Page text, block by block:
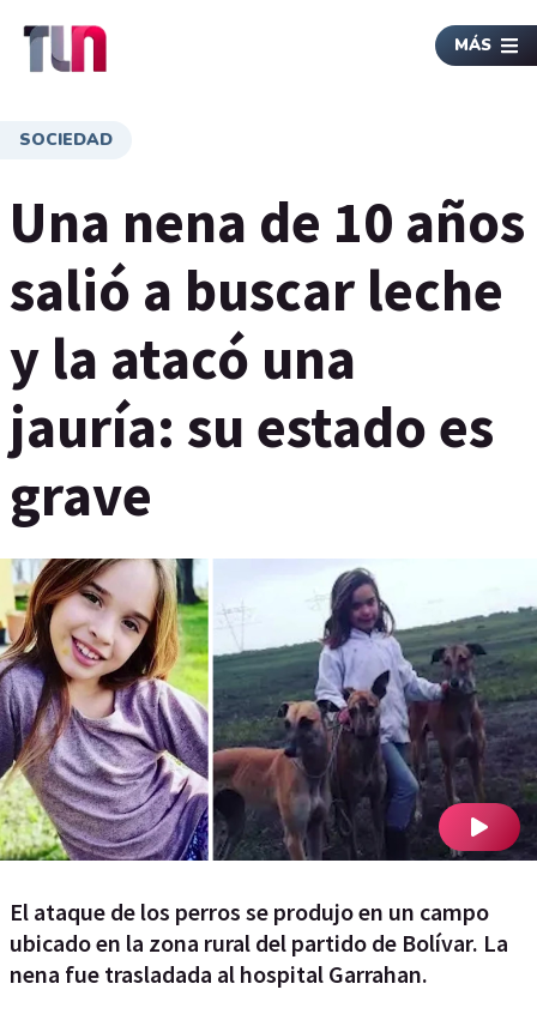
MÁS
SOCIEDAD
Una nena de 10 años
salió a buscar leche
y la atacó una
jauría: su estado es
grave
El ataque de los perros se produjo en un campo
ubicado en la zona rural del partido de Bolívar. La
nena fue trasladada al hospital Garrahan.